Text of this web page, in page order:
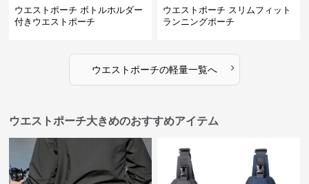
ウエストポーチ ボトルホルダー
付きウエストポーチ
ウエストポーチ スリムフィット
ランニングポーチ
ウエストポーチの軽量一覧へ ›
ウエストポーチ大きめのおすすめアイテム